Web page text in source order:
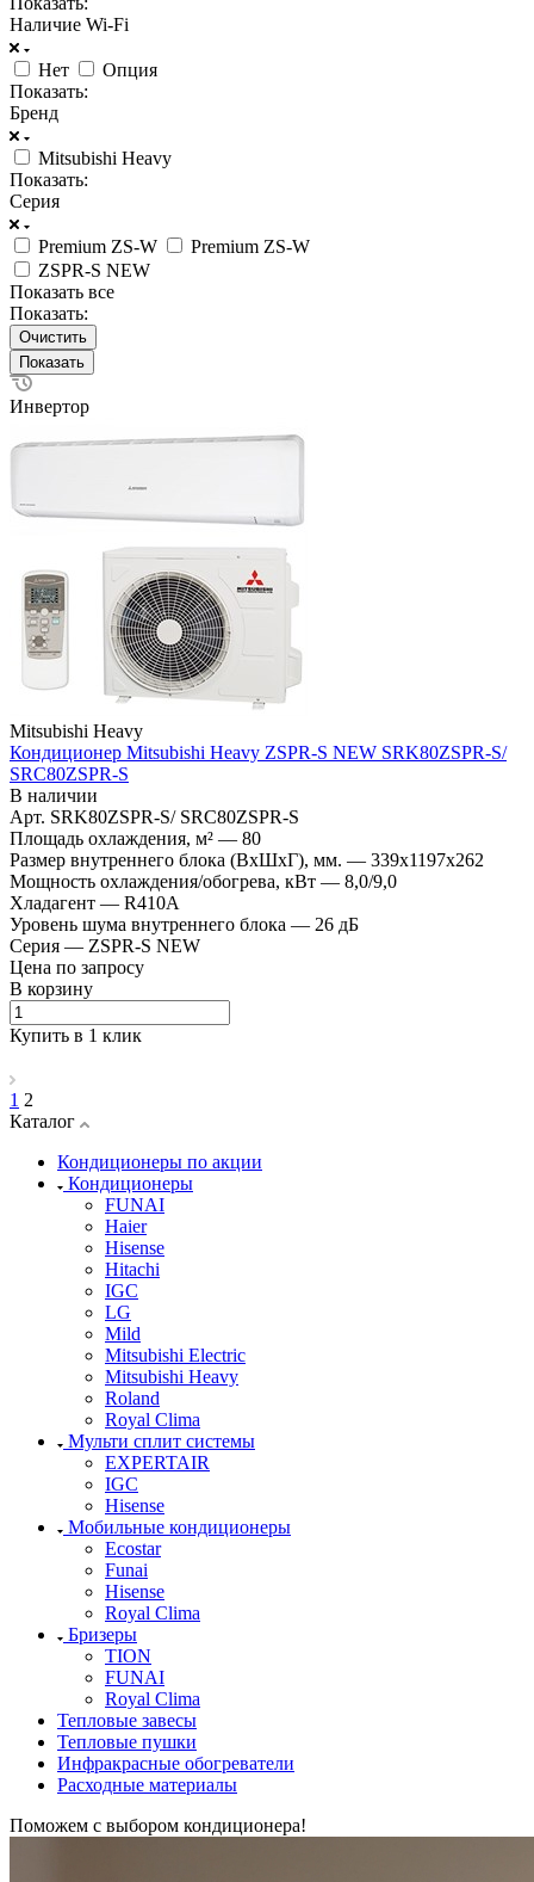
Наличие Wi-Fi
Нет
Опция
Показать:
Бренд
Mitsubishi Heavy
Показать:
Серия
Premium ZS-W
Premium ZS-W
ZSPR-S NEW
Показать все
Показать:
Очистить
Инвертор
Mitsubishi Heavy
Кондиционер Mitsubishi Heavy ZSPR-S NEW SRK80ZSPR-S/
SRC80ZSPR-S
В наличии
Арт. SRK80ZSPR-S/ SRC80ZSPR-S
Площадь охлаждения, м² — 80
Размер внутреннего блока (ВхШхГ), мм. — 339х1197х262
Мощность охлаждения/обогрева, кВт — 8,0/9,0
Хладагент — R410A
Уровень шума внутреннего блока — 26 дБ
Серия — ZSPR-S NEW
Цена по запросу
В корзину
Купить в 1 клик
1 2
Каталог
Кондиционеры по акции
Кондиционеры
FUNAI
Haier
Hisense
Hitachi
IGC
LG
Mild
Mitsubishi Electric
Mitsubishi Heavy
Roland
Royal Clima
Мульти сплит системы
EXPERTAIR
IGC
Hisense
Мобильные кондиционеры
Ecostar
Funai
Hisense
Royal Clima
Бризеры
TION
FUNAI
Royal Clima
Тепловые завесы
Тепловые пушки
Инфракрасные обогреватели
Расходные материалы
Поможем с выбором кондиционера!